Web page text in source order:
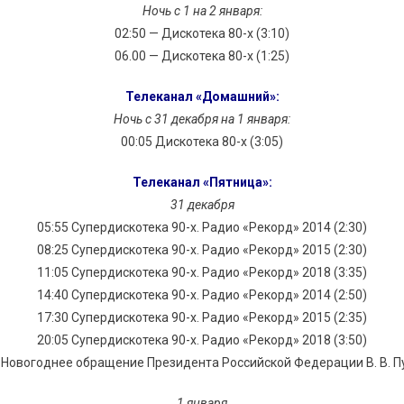
Ночь с 1 на 2 января:
02:50 — Дискотека 80-х (3:10)
06.00 — Дискотека 80-х (1:25)
Телеканал «Домашний»:
Ночь с 31 декабря на 1 января:
00:05 Дискотека 80-х (3:05)
Телеканал «Пятница»:
31 декабря
05:55 Супердискотека 90-х. Радио «Рекорд» 2014 (2:30)
08:25 Супердискотека 90-х. Радио «Рекорд» 2015 (2:30)
11:05 Супердискотека 90-х. Радио «Рекорд» 2018 (3:35)
14:40 Супердискотека 90-х. Радио «Рекорд» 2014 (2:50)
17:30 Супердискотека 90-х. Радио «Рекорд» 2015 (2:35)
20:05 Супердискотека 90-х. Радио «Рекорд» 2018 (3:50)
Новогоднее обращение Президента Российской Федерации В. В.